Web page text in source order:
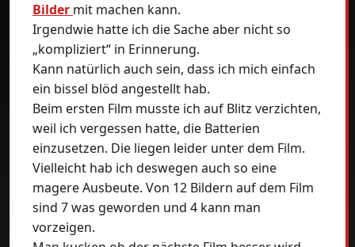
Bilder mit machen kann.
Irgendwie hatte ich die Sache aber nicht so
„kompliziert“ in Erinnerung.
Kann natürlich auch sein, dass ich mich einfach
ein bissel blöd angestellt hab.
Beim ersten Film musste ich auf Blitz verzichten,
weil ich vergessen hatte, die Batterien
einzusetzen. Die liegen leider unter dem Film.
Vielleicht hab ich deswegen auch so eine
magere Ausbeute. Von 12 Bildern auf dem Film
sind 7 was geworden und 4 kann man
vorzeigen.